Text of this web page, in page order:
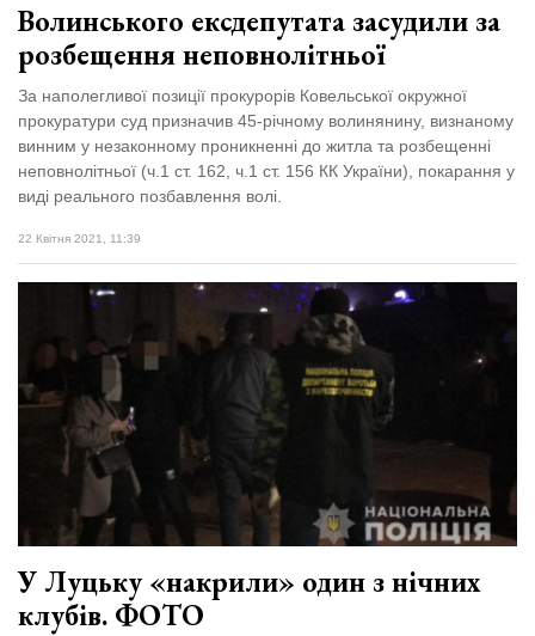
Волинського ексдепутата засудили за
розбещення неповнолітньої
За наполегливої позиції прокурорів Ковельської окружної
прокуратури суд призначив 45-річному волинянину, визнаному
винним у незаконному проникненні до житла та розбещенні
неповнолітньої (ч.1 ст. 162, ч.1 ст. 156 КК України), покарання у
виді реального позбавлення волі.
22 Квітня 2021, 11:39
У Луцьку «накрили» один з нічних
клубів. ФОТО